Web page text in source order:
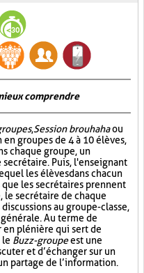
comprendre
,Session brouhahaou
groupes de 4 à 10 élèves,
chaque groupe, un
Puis, l'enseignant
les élèves dans chacun
que les secrétaires prennent
le secrétaire de chaque
au groupe-classe,
Au terme de
en plénière qui sert de
le Buzz-groupeest une
et d’échanger sur un
partage de l’information.